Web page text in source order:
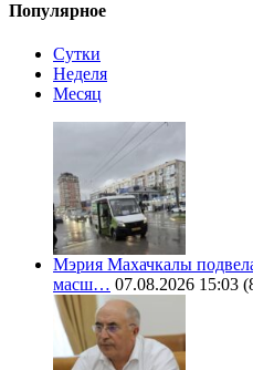
Популярное
Сутки
Неделя
Месяц
Мэрия Махачкалы
масш… 07.08.2026 15:03